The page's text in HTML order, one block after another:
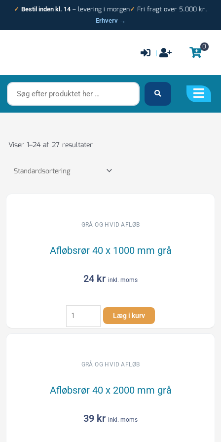
✓ Bestil inden kl. 14 – levering i morgen✓ Fri fragt over 5.000 kr.
Erhverv →
|
0
Søg
efter
produktet
Viser 1–24 af 27 resultater
GRÅ OG HVID AFLØB
Afløbsrør 40 x 1000 mm grå
24 kr inkl. moms
Afløbsrør
40
x
Læg i kurv
GRÅ OG HVID AFLØB
Afløbsrør 40 x 2000 mm grå
39 kr inkl. moms